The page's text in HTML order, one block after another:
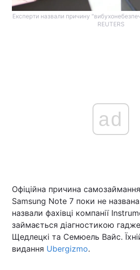
Головна
Експерти назвали причину
REUTERS
ad
Офіційна причина
Samsung Note 7 поки не
назвали фахівці компанії
займається діагностикою
Щедлецкі та Семюель Вайс.
видання Ubergizmo.